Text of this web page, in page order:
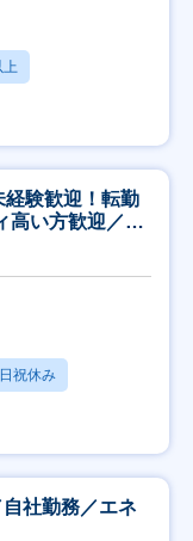
経験歓迎！転勤
高い方歓迎／土
祝休み
社勤務／エネ